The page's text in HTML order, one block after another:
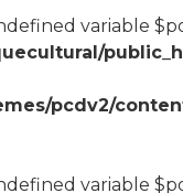
variable
pcdv2/
variable